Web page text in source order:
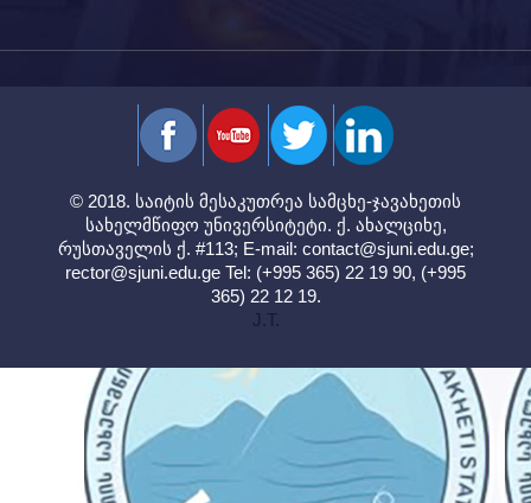
© 2018. საიტის მესაკუთრეა სამცხე-ჯავახეთის
სახელმწიფო უნივერსიტეტი. ქ. ახალციხე,
რუსთაველის ქ. #113; E-mail: contact@sjuni.edu.ge;
rector@sjuni.edu.ge Tel: (+995 365) 22 19 90, (+995
365) 22 12 19.
J.T.